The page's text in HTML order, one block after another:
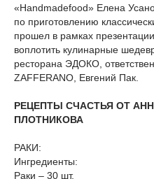
«Handmadefood» Елена
по приготовлению
прошел в рамках
воплотить кулинарные
ресторана ЭДОКО,
ZAFFERANO, Евгений Пак.
РЕЦЕПТЫ СЧАСТЬЯ ОТ
ПЛОТНИКОВА
РАКИ:
Ингредиенты:
Раки – 30 шт,